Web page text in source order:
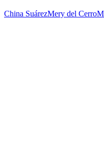
China SuárezMery del Cerro